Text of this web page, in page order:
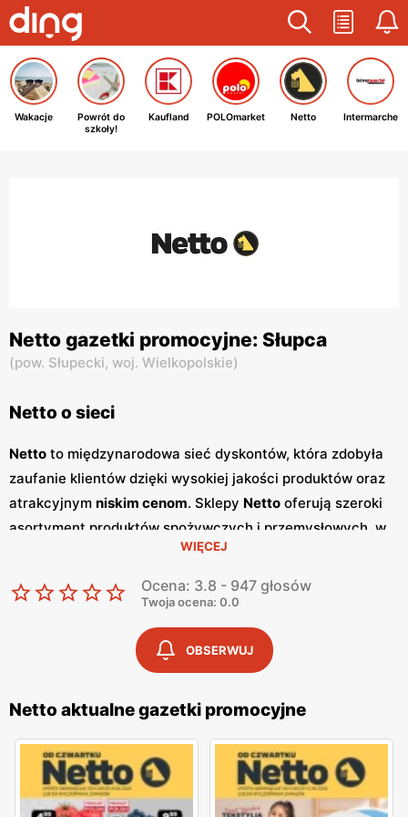
Wakacje
Powrót do
szkoły!
Kaufland POLOmarket Netto Intermarche
Netto gazetki promocyjne: Słupca
(pow. Słupecki, woj. Wielkopolskie)
Netto o sieci
Netto to międzynarodowa sieć dyskontów, która zdobyła
zaufanie klientów dzięki wysokiej jakości produktów oraz
atrakcyjnym niskim cenom. Sklepy Netto oferują szeroki
asortyment produktów spożywczych i przemysłowych, w
tym świeże owoce i warzywa, pieczywo, nabiał, mięso oraz
artykuły codziennego użytku. Klienci cenią sobie bogaty
wybór oraz częste
promocje, które umożliwiają
oszczędności na zakupach. Jednym z kluczowych
elementów strategii marketingowejNetto
gazetki promocyjne.Gazetki
najnowszepromocje
, specjalne oferty oraz sezonowe
wyprzedaże, dzięki czemu klienci mogą planować swoje
zakupy i korzystać z wyjątkowych okazji cenowych.
Publikacje te są dostępne zarówno w formie papierowej w
sklepach, jak i online, co umożliwia łatwy dostęp do
WIĘCEJ
Ocena: 3.8 - 947 głosów
Twoja ocena: 0.0
OBSERWUJ
Netto aktualne gazetki promocyjne